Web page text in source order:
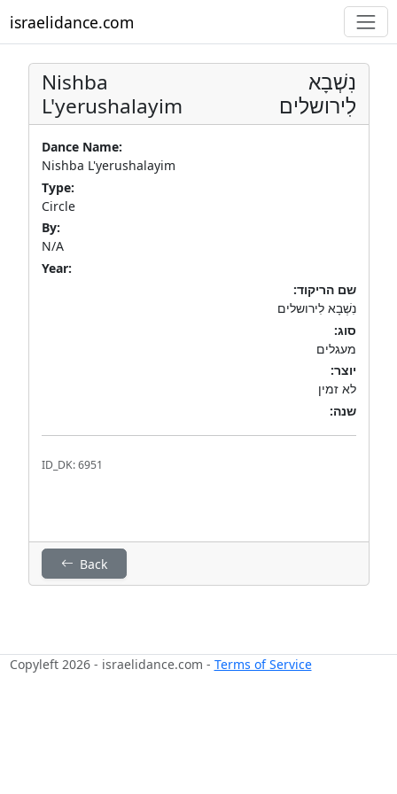
israelidance.com
Nishba
L'yerushalayim
נִשְׁבָא
לִירושלים
Dance Name:
Nishba L'yerushalayim
Type:
Circle
By:
N/A
Year:
שם הריקוד:
נִשְׁבָא לִירושלים
סוג:
מעגלים
יוצר:
לא זמין
שנה:
ID_DK: 6951
Back
Copyleft 2026 - israelidance.com - Terms of Service